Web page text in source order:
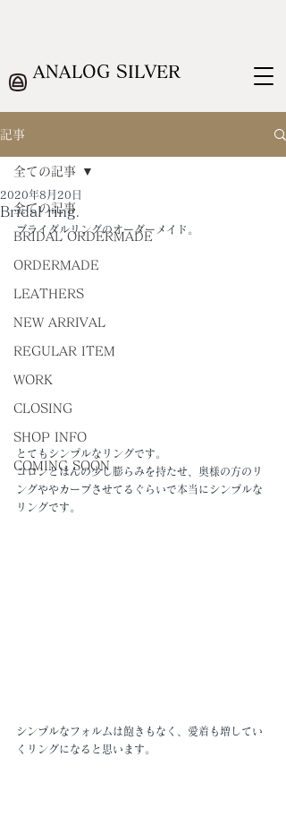
ANALOG SILVER
記事
全ての記事
BRIDAL ORDERMADE
ORDERMADE
LEATHERS
NEW ARRIVAL
REGULAR ITEM
WORK
CLOSING
SHOP INFO
COMING SOON
全ての記事
Bridal ring.
2020年8月20日
ブライダルリングのオーダーメイド。
とてもシンプルなリングです。
コロンとほんの少し膨らみを持たせ、奥様の方のリ
ングややカーブさせてるぐらいで本当にシンプルな
リングです。
シンプルなフォルムは飽きもなく、愛着も増してい
くリングになると思います。